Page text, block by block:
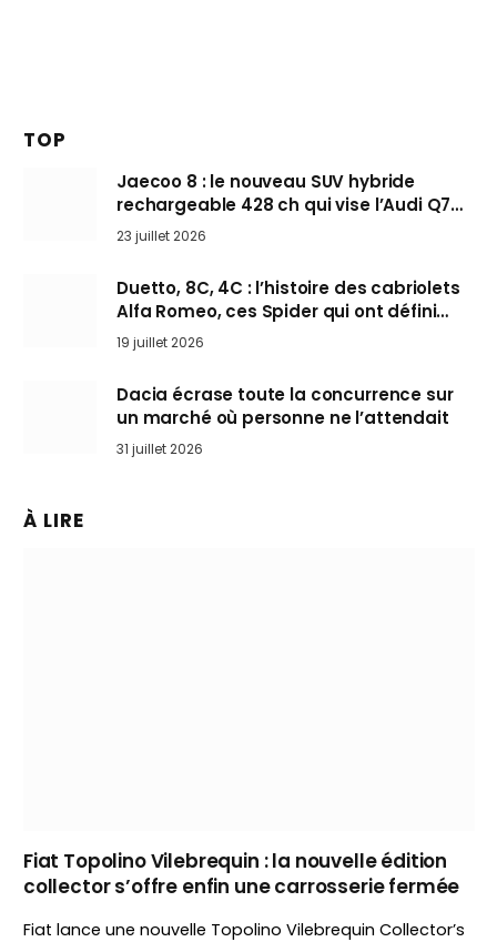
TOP
Jaecoo 8 : le nouveau SUV hybride
rechargeable 428 ch qui vise l’Audi Q7
arrive en Europe cet automne
23 juillet 2026
Duetto, 8C, 4C : l’histoire des cabriolets
Alfa Romeo, ces Spider qui ont défini
l’art de rouler cheveux au vent
19 juillet 2026
Dacia écrase toute la concurrence sur
un marché où personne ne l’attendait
31 juillet 2026
À LIRE
Fiat Topolino Vilebrequin : la nouvelle édition
collector s’offre enfin une carrosserie fermée
Fiat lance une nouvelle Topolino Vilebrequin Collector’s